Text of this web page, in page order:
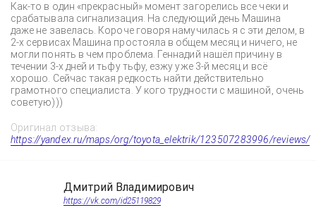
Как-то в один «прекрасный» момент загорелись все чеки и
срабатывала сигнализация. На следующий день Машина
даже не завелась. Короче говоря намучилась я с эти делом, в
2-х сервисах Машина простояла в общем месяц и ничего, не
могли понять в чем проблема. Геннадий нашёл причину в
течении 3-х дней и тьфу тьфу, езжу уже 3-й месяц и всё
хорошо. Сейчас такая редкость найти действительно
грамотного специалиста. У кого трудности с машиной, очень
советую)))
Оригинал отзыва:
https://yandex.ru/maps/org/toyota_elektrik/123507283996/reviews/
Дмитрий Владимирович
https://vk.com/id25119829